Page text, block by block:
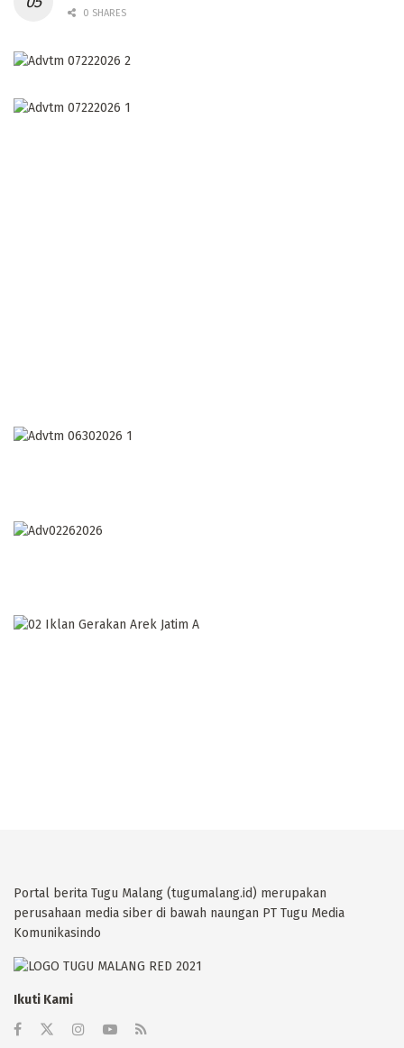
0 SHARES
Portal berita Tugu Malang (tugumalang.id) merupakan
perusahaan media siber di bawah naungan PT Tugu Media
Komunikasindo
Ikuti Kami